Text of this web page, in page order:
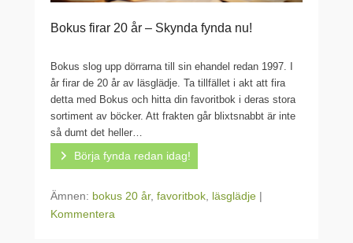
Bokus firar 20 år – Skynda fynda nu!
Bokus slog upp dörrarna till sin ehandel redan 1997. I
år firar de 20 år av läsglädje. Ta tillfället i akt att fira
detta med Bokus och hitta din favoritbok i deras stora
sortiment av böcker. Att frakten går blixtsnabbt är inte
så dumt det heller…
Börja fynda redan idag!
Ämnen: bokus 20 år, favoritbok läsglädje |
Kommentera